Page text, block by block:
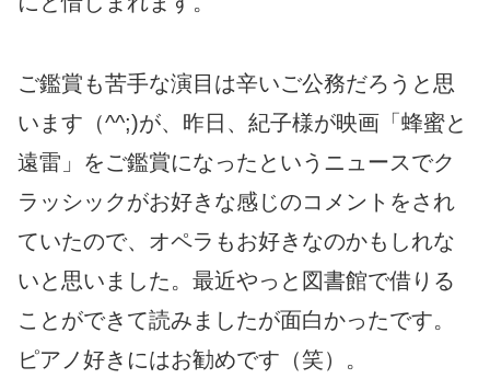
ご鑑賞も苦手な演目は辛いご公務だろうと思
います（^^;)が、昨日、紀子様が映画「蜂蜜と
遠雷」をご鑑賞になったというニュースでク
ラッシックがお好きな感じのコメントをされ
ていたので、オペラもお好きなのかもしれな
いと思いました。最近やっと図書館で借りる
ことができて読みましたが面白かったです。
ピアノ好きにはお勧めです（笑）。